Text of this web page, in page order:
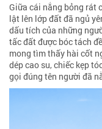
Giữa cái nắng bỏng rát
lật lên lớp đất đã ngủ
dấu tích của những
tấc đất được bóc tách
mong tìm thấy hài cốt
dép cao su, chiếc kẹp
gọi đúng tên người đã